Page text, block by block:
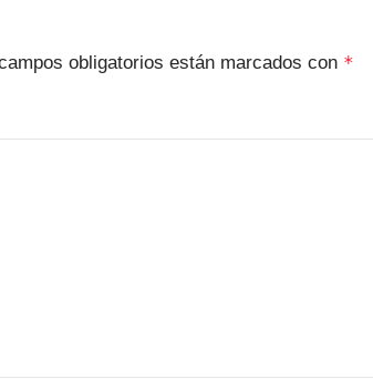
obligatorios están marcados con *